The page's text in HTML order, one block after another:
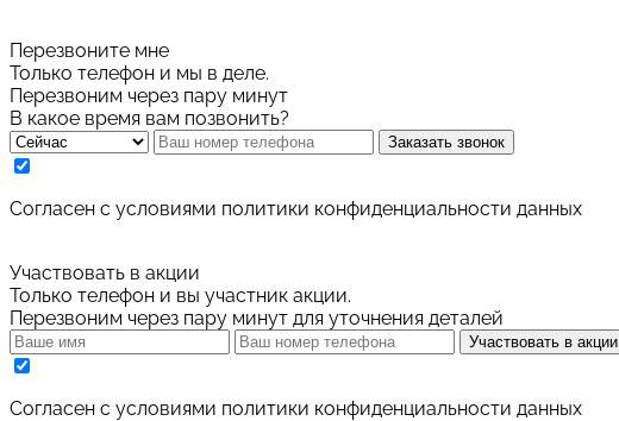
Перезвоните мне
Только телефон и мы в деле.
Перезвоним через пару минут
В какое время вам позвонить?
Заказать звонок
Cогласен с условиями политики конфиденциальности данных
Участвовать в акции
Только телефон и вы участник акции.
Перезвоним через пару минут для уточнения деталей
Участвовать в акции
Cогласен с условиями политики конфиденциальности данных